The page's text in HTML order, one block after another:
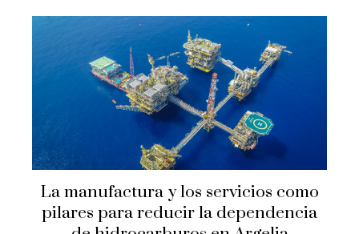
La manufactura y los servicios como
pilares para reducir la dependencia